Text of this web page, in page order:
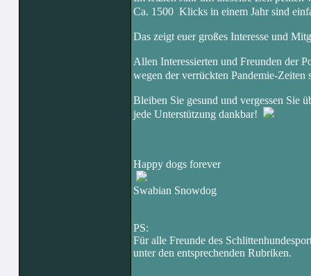
Ca. 1500 Klicks in einem Jahr sind
Das zeigt euer großes Interesse und
Allen Interessierten und Freunden der
wegen der verrückten Pandemie-
Bleiben Sie gesund und vergessen Sie
jede Unterstützung dankbar!
Happy dogs forever
Swabian Snowdog
PS:
Für alle Freunde des
unter den entsprechenden Rubriken.